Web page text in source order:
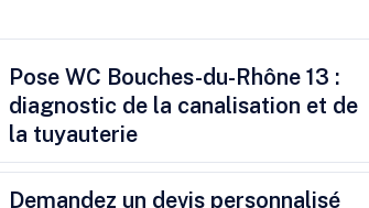
Pose WC Bouches-du-Rhône 13 :
diagnostic de la canalisation et de
la tuyauterie
Demandez un devis personnalisé